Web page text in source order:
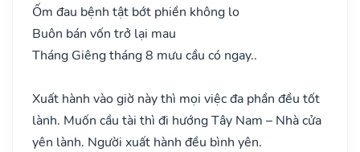
Ốm đau bệnh tật bớt phiền không lo
Buôn bán vốn trở lại mau
Tháng Giêng tháng 8 mưu cầu có ngay..
Xuất hành vào giờ này thì mọi việc đa phần đều tốt
lành. Muốn cầu tài thì đi hướng Tây Nam – Nhà cửa
yên lành. Người xuất hành đều bình yên.